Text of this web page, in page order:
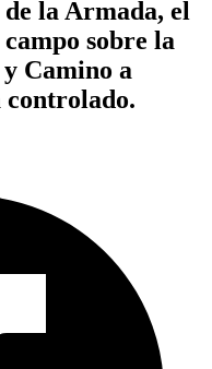
la Armada, el
sobre la
Camino a
controlado.